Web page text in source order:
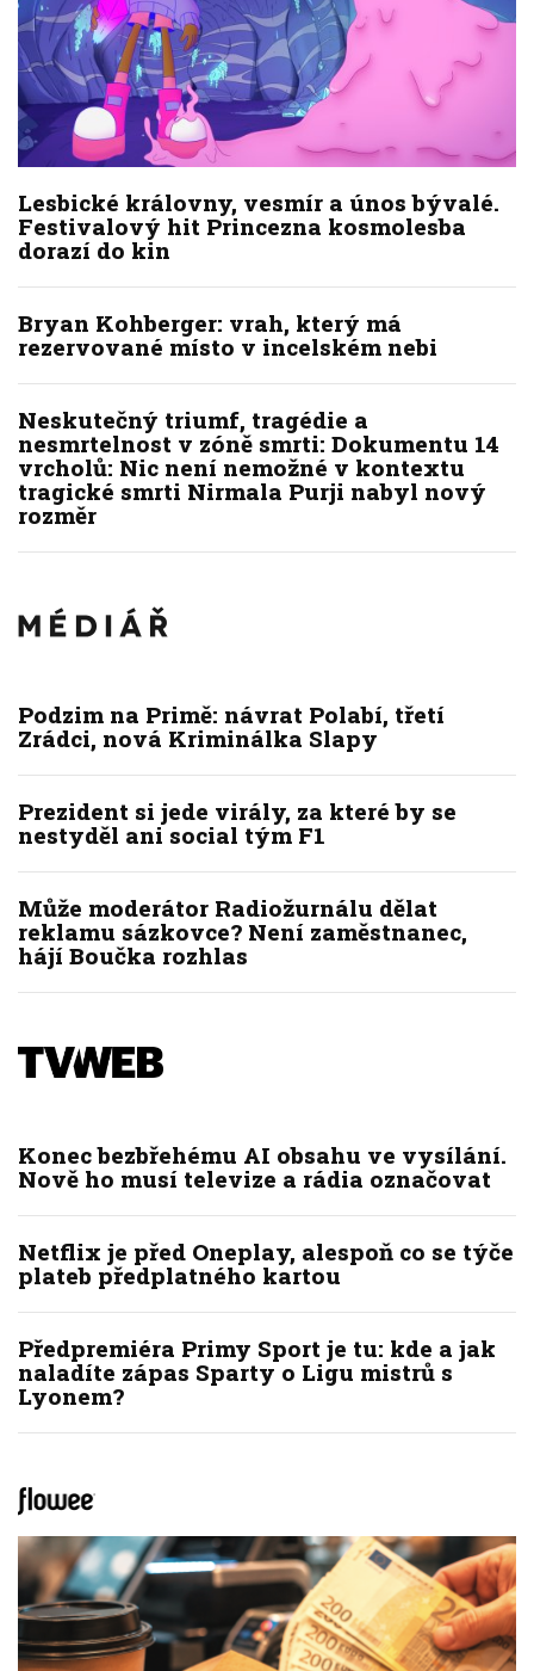
Lesbické královny, vesmír a únos bývalé.
Festivalový hit Princezna kosmolesba
dorazí do kin
Bryan Kohberger: vrah, který má
rezervované místo v incelském nebi
Neskutečný triumf, tragédie a
nesmrtelnost v zóně smrti: Dokumentu 14
vrcholů: Nic není nemožné v kontextu
tragické smrti Nirmala Purji nabyl nový
rozměr
Podzim na Primě: návrat Polabí, třetí
Zrádci, nová Kriminálka Slapy
Prezident si jede virály, za které by se
nestyděl ani social tým F1
Může moderátor Radiožurnálu dělat
reklamu sázkovce? Není zaměstnanec,
hájí Boučka rozhlas
Konec bezbřehému AI obsahu ve vysílání.
Nově ho musí televize a rádia označovat
Netflix je před Oneplay, alespoň co se týče
plateb předplatného kartou
Předpremiéra Primy Sport je tu: kde a jak
naladíte zápas Sparty o Ligu mistrů s
Lyonem?